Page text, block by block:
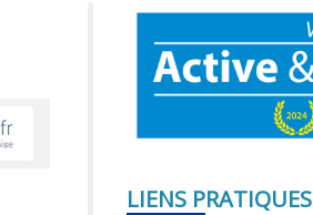
LIENS PRATIQUES